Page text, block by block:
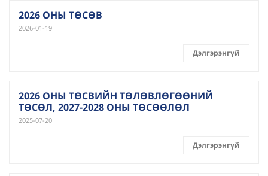
2026 ОНЫ ТӨСӨВ
2026-01-19
Дэлгэрэнгүй
2026 ОНЫ ТӨСВИЙН ТӨЛӨВЛӨГӨӨНИЙ
ТӨСӨЛ, 2027-2028 ОНЫ ТӨСӨӨЛӨЛ
2025-07-20
Дэлгэрэнгүй